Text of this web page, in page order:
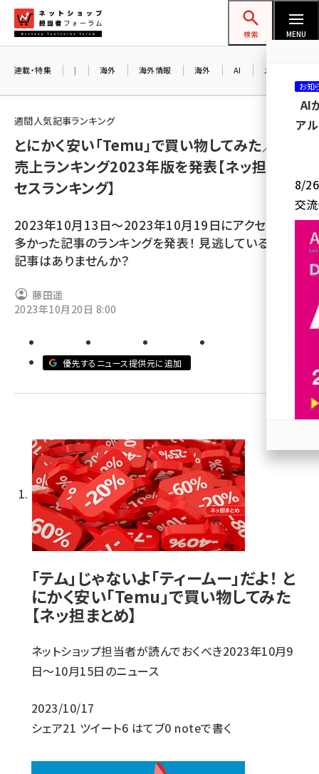
ン
ネットショップ担当者フォーラム
検索 MENU
amazon (2247)
yahoo (1901)
ecbeing (1207)
アスクル (1119)
base (1075)
ビィ・フォアード (773)
revico (739)
連載・特集 | 海外 海外情報 海外 AI メタバース
週間人気記事ランキング
とにかく安い「Temu」で買い物してみた／EC
売上ランキング2023年版を発表【ネッ担アク
セスランキング】
2023年10月13日～2023年10月19日にアクセス数の
多かった記事のランキングを発表！ 見逃している人気
記事はありませんか？
藤田遥
2023年10月20日 8:00
優先するニュース提供元に追加
「テム」じゃないよ「ティームー」だよ！ と
にかく安い「Temu」で買い物してみた
【ネッ担まとめ】
ネットショップ担当者が読んでおくべき2023年10月9
日～10月15日のニュース
2023/10/17
シェア21 ツイート6 はてブ0 noteで書く
お知
AI
ア
8/26
交
参